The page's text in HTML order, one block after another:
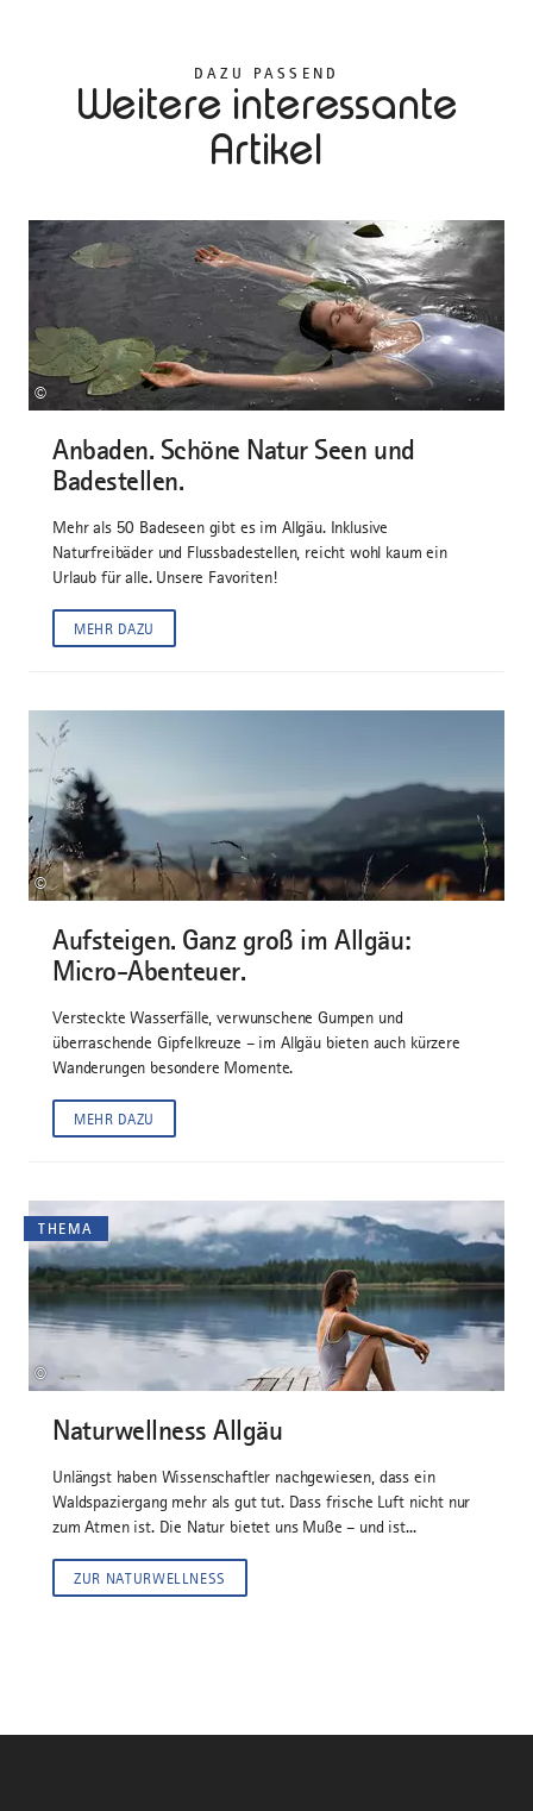
DAZU PASSEND
Weitere interessante
Artikel
©
Anbaden. Schöne Natur Seen und
Badestellen.
Mehr als 50 Badeseen gibt es im Allgäu. Inklusive
Naturfreibäder und Flussbadestellen, reicht wohl kaum ein
Urlaub für alle. Unsere Favoriten!
MEHR DAZU
©
Aufsteigen. Ganz groß im Allgäu:
Micro-Abenteuer.
Versteckte Wasserfälle, verwunschene Gumpen und
überraschende Gipfelkreuze – im Allgäu bieten auch kürzere
Wanderungen besondere Momente.
MEHR DAZU
THEMA
©
Naturwellness Allgäu
Unlängst haben Wissenschaftler nachgewiesen, dass ein
Waldspaziergang mehr als gut tut. Dass frische Luft nicht nur
zum Atmen ist. Die Natur bietet uns Muße – und ist...
ZUR NATURWELLNESS